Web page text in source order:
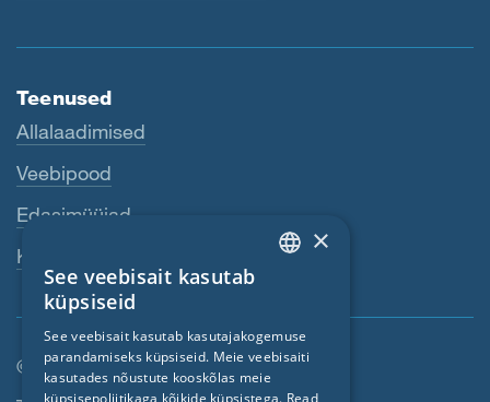
Teenused
Allalaadimised
Veebipood
Edasimüüjad
Kontaktisik
© SIGA 2026
FRENCH
CZECH
×
See veebisait kasutab
küpsiseid
See veebisait kasutab kasutajakogemuse
parandamiseks küpsiseid. Meie veebisaiti
kasutades nõustute kooskõlas meie
küpsisepoliitikaga kõikide küpsistega. Read